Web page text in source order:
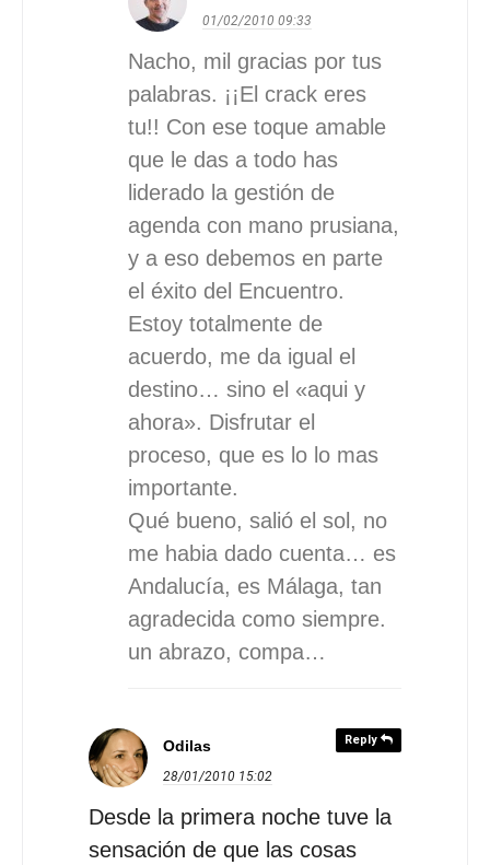
01/02/2010 09:33
Nacho, mil gracias por tus
palabras. ¡¡El crack eres
tu!! Con ese toque amable
que le das a todo has
liderado la gestión de
agenda con mano prusiana,
y a eso debemos en parte
el éxito del Encuentro.
Estoy totalmente de
acuerdo, me da igual el
destino… sino el «aqui y
ahora». Disfrutar el
proceso, que es lo lo mas
importante.
Qué bueno, salió el sol, no
me habia dado cuenta… es
Andalucía, es Málaga, tan
agradecida como siempre.
un abrazo, compa…
Reply
Odilas
28/01/2010 15:02
Desde la primera noche tuve la
sensación de que las cosas